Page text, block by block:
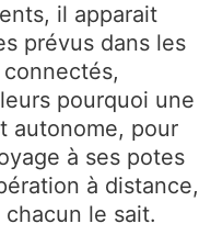
il apparait
prévus dans les
pourquoi une
autonome, pour
à ses potes
à distance,
le sait.